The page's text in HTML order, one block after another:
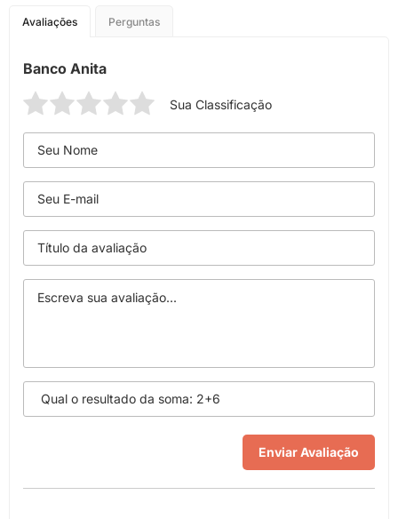
Avaliações Perguntas
Banco Anita
Sua Classificação